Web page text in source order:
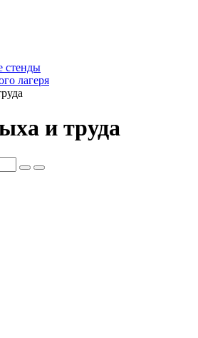
стенды
лагеря
и труда